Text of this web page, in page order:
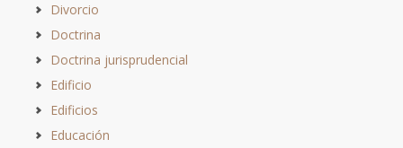
Divorcio
Doctrina
Doctrina jurisprudencial
Edificio
Edificios
Educación